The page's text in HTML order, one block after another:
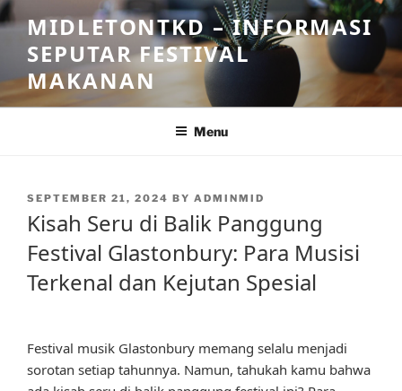
Skip
to
content
MIDLETONTKD – INFORMASI
SEPUTAR FESTIVAL
MAKANAN
Menu
POSTED
ON
SEPTEMBER 21, 2024 BY ADMINMID
Kisah Seru di Balik Panggung
Festival Glastonbury: Para Musisi
Terkenal dan Kejutan Spesial
Festival musik Glastonbury memang selalu menjadi
sorotan setiap tahunnya. Namun, tahukah kamu bahwa